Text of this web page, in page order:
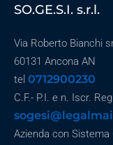
SO.GE.S.I. s.r.l.
Via Roberto Bianchi
60131 Ancona AN
tel 0712900230
C.F.- P.I. e n. Iscr.
Azienda con